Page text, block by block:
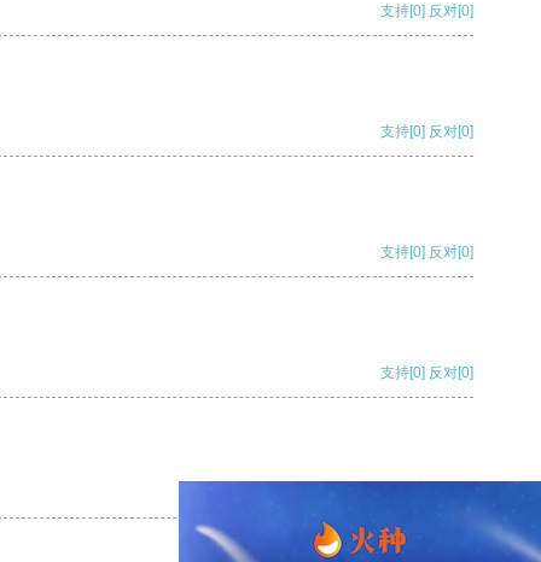
支持[0] 反对[0]
支持[0] 反对[0]
支持[0] 反对[0]
支持[0] 反对[0]